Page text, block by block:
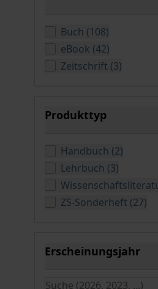
Buch (108verfügbare
)
eBook (42verfügbare
)
Zeitschrift (3)
Produkttyp
Handbuch (2)
Lehrbuch (3)
ZS-Sonderheft (27)
Erscheinungsjahr